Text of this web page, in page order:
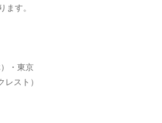
ます。
・東京
スト）